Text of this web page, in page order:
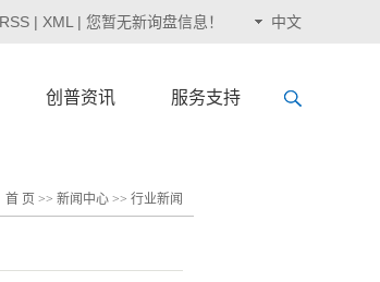
中文
RSS | XML | 您暂无新询盘信息！
创普资讯 服务支持
首 页 >> 新闻中心 >> 行业新闻